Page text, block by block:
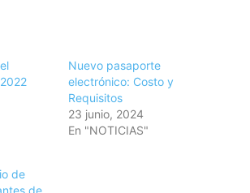
Nuevo pasaporte
electrónico: Costo y
Requisitos
23 junio, 2024
En "NOTICIAS"
de
de